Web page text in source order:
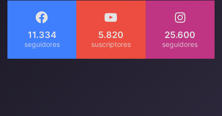
11.334 5.820 25.600